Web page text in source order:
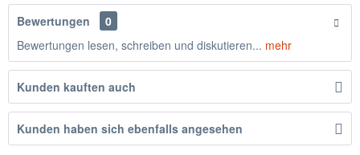
Bewertungen
0
Bewertungen lesen, schreiben und diskutieren... mehr
Kunden kauften auch
Kunden haben sich ebenfalls angesehen